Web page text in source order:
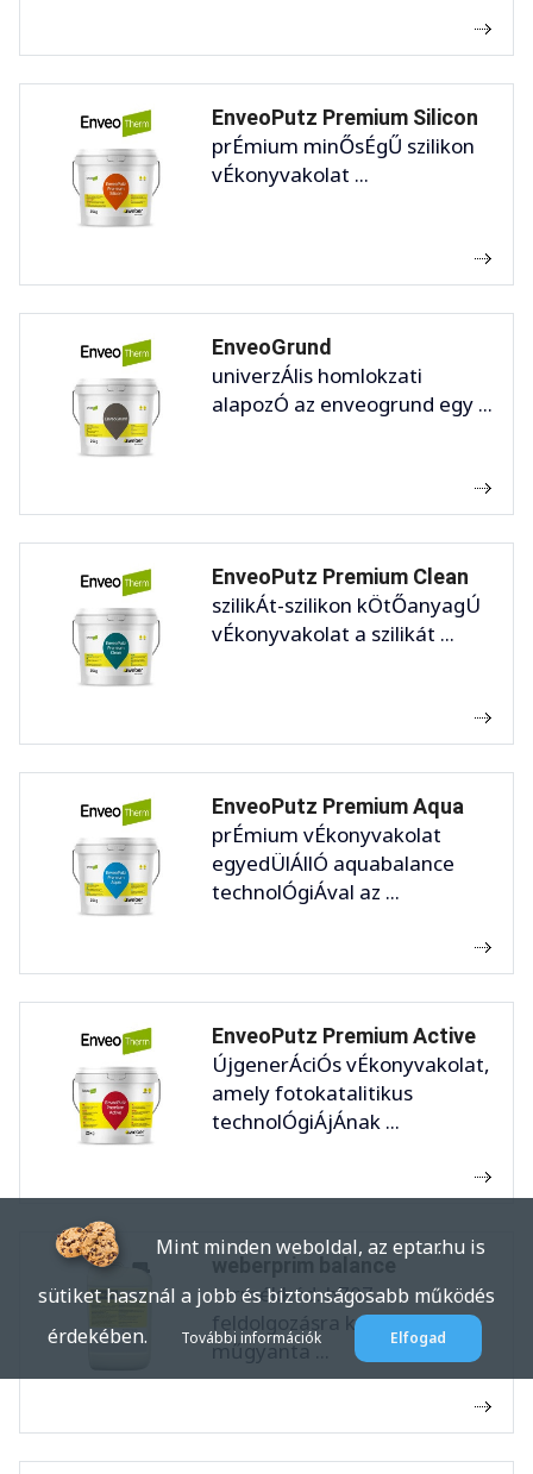
EnveoPutz Premium Silicon
prÉmium minŐsÉgŰ szilikon
vÉkonyvakolat ...
EnveoGrund
univerzÁlis homlokzati
alapozÓ az enveogrund egy ...
EnveoPutz Premium Clean
szilikÁt-szilikon kÖtŐanyagÚ
vÉkonyvakolat a szilikát ...
EnveoPutz Premium Aqua
prÉmium vÉkonyvakolat
egyedÜlÁllÓ aquabalance
technolÓgiÁval az ...
EnveoPutz Premium Active
ÚjgenerÁciÓs vÉkonyvakolat,
amely fotokatalitikus
technolÓgiÁjÁnak ...
termékkód: h707
feldolgozásra kész,
műgyanta ...
Mint minden weboldal, az eptar.hu is
sütiket használ a jobb és biztonságosabb működés
érdekében.
További információk Elfogad